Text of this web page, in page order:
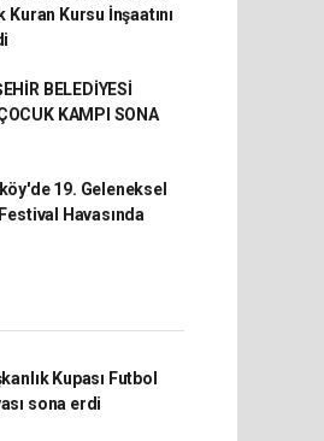
Kuran Kursu İnşaatını
BELEDİYESİ
KAMPI SONA
19. Geleneksel
Havasında
Kupası Futbol
sona erdi